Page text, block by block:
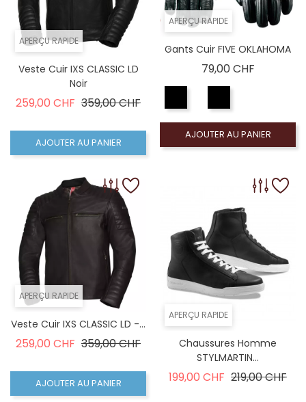
APERÇU RAPIDE
Veste Cuir IXS CLASSIC LD
Noir
259,00 CHF Prix de base
359,00 CHFPrix
AJOUTER AU PANIER
APERÇU RAPIDE
Gants Cuir FIVE OKLAHOMA
79,00 CHFPrix
AJOUTER AU PANIER
APERÇU RAPIDE
Veste Cuir IXS CLASSIC LD -...
259,00 CHF Prix de base
359,00 CHFPrix
AJOUTER AU PANIER
APERÇU RAPIDE
Chaussures Homme
STYLMARTIN...
199,00 CHF Prix de base
219,00 CHFPrix